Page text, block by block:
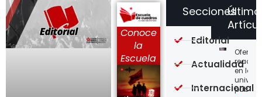
Conoce
la
Escuela
en las
Secciones
Editorial
Actualidad
Internacional